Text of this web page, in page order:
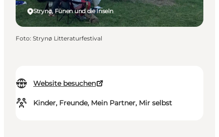
Website besuchen
Kinder, Freunde, Mein Partner, Mir selbst
Strynø, Fünen und die Inseln
Foto: Strynø Litteraturfestival